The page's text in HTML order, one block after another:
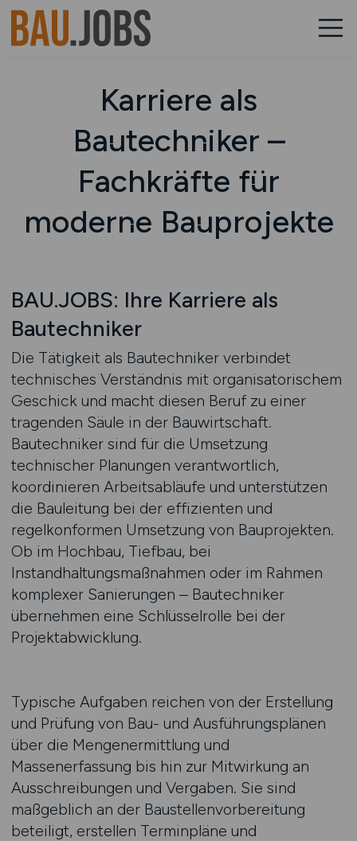
Karriere als
Bautechniker –
Fachkräfte für
moderne Bauprojekte
BAU.JOBS: Ihre Karriere als
Bautechniker
Die Tätigkeit als Bautechniker verbindet
technisches Verständnis mit organisatorischem
Geschick und macht diesen Beruf zu einer
tragenden Säule in der Bauwirtschaft.
Bautechniker sind für die Umsetzung
technischer Planungen verantwortlich,
koordinieren Arbeitsabläufe und unterstützen
die Bauleitung bei der effizienten und
regelkonformen Umsetzung von Bauprojekten.
Ob im Hochbau, Tiefbau, bei
Instandhaltungsmaßnahmen oder im Rahmen
komplexer Sanierungen – Bautechniker
übernehmen eine Schlüsselrolle bei der
Projektabwicklung.
Typische Aufgaben reichen von der Erstellung
und Prüfung von Bau- und Ausführungsplänen
über die Mengenermittlung und
Massenerfassung bis hin zur Mitwirkung an
Ausschreibungen und Vergaben. Sie sind
maßgeblich an der Baustellenvorbereitung
beteiligt, erstellen Terminpläne und